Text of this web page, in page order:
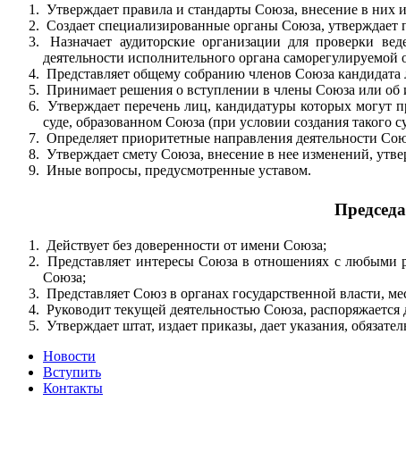
Утверждает правила и стандарты Союза, внесение в них
Создает специализированные органы Союза,
Назначает аудиторские организации для проверки
деятельности исполнительного органа саморегулируемой
Представляет общему собранию членов Союза
Принимает решения о вступлении в члены Союза или
Утверждает перечень лиц, кандидатуры которых могут
суде, образованном Союза (при условии создания такого
Определяет приоритетные направления деятельности
Утверждает смету Союза, внесение в нее изменений,
Иные вопросы, предусмотренные уставом.
Действует без доверенности от имени Союза;
Представляет интересы Союза в отношениях с любыми
Союза;
Представляет Союз в органах государственной власти,
Руководит текущей деятельностью Союза,
Утверждает штат, издает приказы, дает указания,
Новости
Вступить
Контакты